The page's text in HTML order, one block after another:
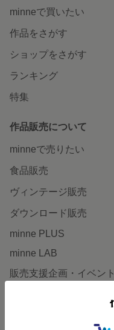
minneで買いたい
作品をさがす
ショップをさがす
ランキング
特集
作品販売について
minneで売りたい
食品販売
ヴィンテージ販売
ダウンロード販売
minne PLUS
minne LAB
販売支援企画・イベント
minneとものづくりと